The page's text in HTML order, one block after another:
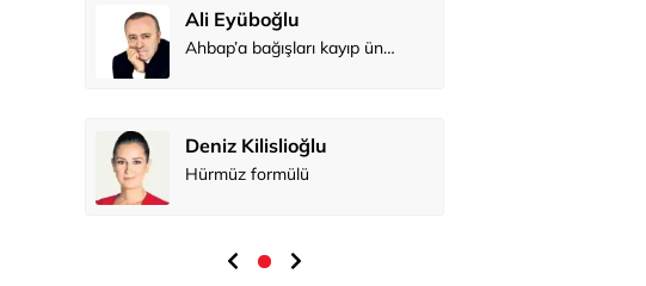
Ali Eyüboğlu
Ahbap’a bağışları kayıp ünlüler var
Deniz Kilislioğlu
Hürmüz formülü